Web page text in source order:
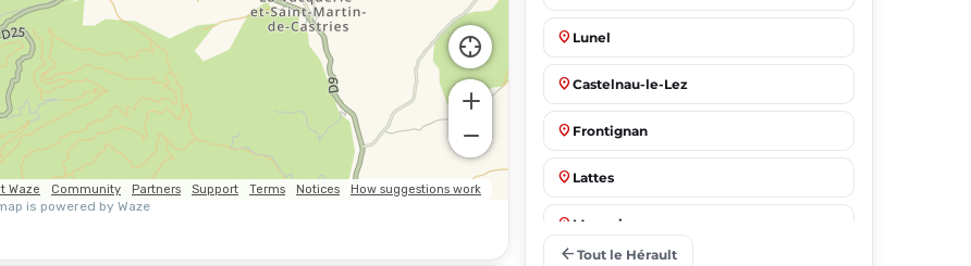
place Lunel
place Castelnau-le-Lez
place Frontignan
place Lattes
place Mauguio
arrow_back Tout le Hérault